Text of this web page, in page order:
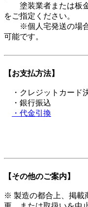
塗装業者または板金
をご指定ください。
※個人宅発送の場合
可能です。
【お支払方法】
・クレジットカード
・銀行振込
・代金引換
【その他のご案内】
※ 製造の都合上、掲載